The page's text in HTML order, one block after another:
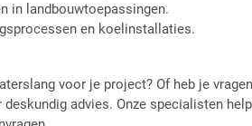
in landbouwtoepassingen.
en koelinstallaties.
voor je project? Of heb je
advies. Onze specialisten